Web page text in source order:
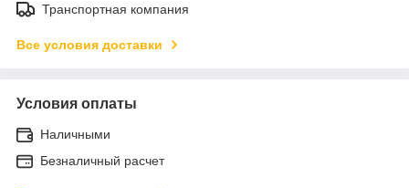
Транспортная компания
Все условия доставки
Условия оплаты
Наличными
Безналичный расчет